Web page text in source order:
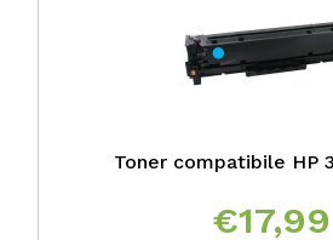
Toner compatibile HP
€17,99